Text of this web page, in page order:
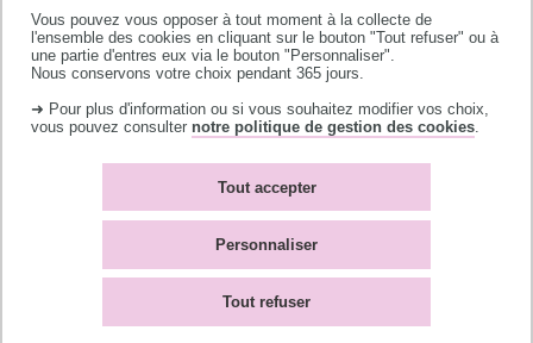
Vous pouvez vous opposer à tout moment à la collecte de
l'ensemble des cookies en cliquant sur le bouton "Tout refuser" ou à
une partie d'entres eux via le bouton "Personnaliser".
Nous conservons votre choix pendant 365 jours.
➜ Pour plus d'information ou si vous souhaitez modifier vos choix,
vous pouvez consulter notre politique de gestion des cookies
Tout accepter
Tout refuser
Personnaliser
118 route de Narbonne
31062 TOULOUSE CEDEX 9
téléphone +33 (0)5 61 55 66 11
Plan du site
Accessibilité : non-
conforme